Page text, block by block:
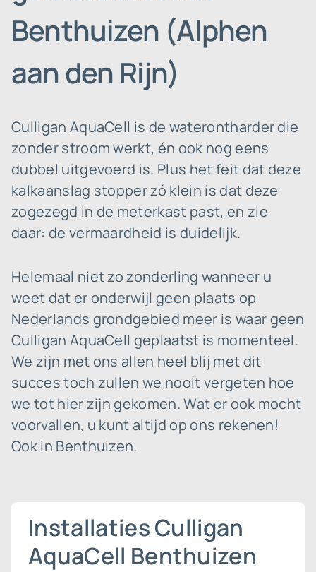
Benthuizen (Alphen
aan den Rijn)
Culligan AquaCell is de waterontharder die
zonder stroom werkt, én ook nog eens
dubbel uitgevoerd is. Plus het feit dat deze
kalkaanslag stopper zó klein is dat deze
zogezegd in de meterkast past, en zie
daar: de vermaardheid is duidelijk.
Helemaal niet zo zonderling wanneer u
weet dat er onderwijl geen plaats op
Nederlands grondgebied meer is waar geen
Culligan AquaCell geplaatst is momenteel.
We zijn met ons allen heel blij met dit
succes toch zullen we nooit vergeten hoe
we tot hier zijn gekomen. Wat er ook mocht
voorvallen, u kunt altijd op ons rekenen!
Ook in Benthuizen.
Installaties Culligan
AquaCell Benthuizen